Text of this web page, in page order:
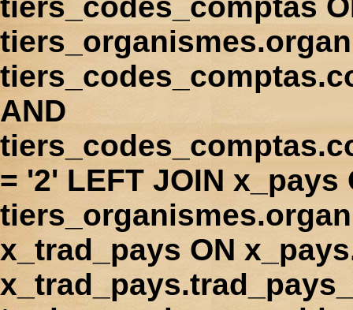
AND
= '2' LEFT JOIN
x_trad_pays ON